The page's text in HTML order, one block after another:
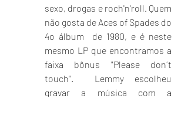
sexo, drogas e roch'n'roll. Quem
não gosta de Aces of Spades do
4o álbum  de 1980, e é neste
mesmo LP que encontramos a
faixa bônus "Please don´t
touch".  Lemmy escolheu
gravar a música com a